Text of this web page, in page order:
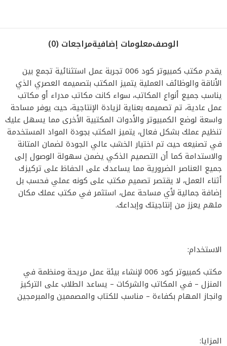
الوصفمعلومات إضافيةمراجعات (0)
يقدم مكتب كمبيوتر كود 006 تجربة عمل استثنائية تجمع بين
الأناقة والوظائف العملية يتميز المكتب بتصميمه العصري الذي
يناسب جميع أنواع المكاتب، سواء كانت مكاتب مدراء أو مكاتب
عمل عادية، تم تصميمه بعناية لزيادة الإنتاجية، حيث يوفر مساحة
واسعة لوضع الكمبيوتر والأدوات المكتبية الأخرى مما يسهل عليك
تنظيم عملك بشكل فعال، يتميز المكتب بجودة المواد المستخدمة
في تصنيعه حيث تم اختيار الخشب عالي الجودة لضمان المتانة
والاستدامة كما أن التصميم الذكي يضمن سهولة الوصول إلى
جميع العناصر الضرورية مما يساعدك على الحفاظ على تركيزك
أثناء العمل، لا يقتصر تصميم مكتب على كونه عملي فحسب بل
إضافة جمالية لأي مساحة عمل، استثمر في مكتب عملك مكان
ملهم يعزز من إنتاجيتك وإبداعك.
الاستخدام:
مكتب كمبيوتر كود 006 لإنشاء بيئة عمل مريحة ومنظمة في
المنزل – في المكاتب والشركات – يساعد الطلاب على التركيز
وانجاز المهام بكفاءة – مناسب للكتاب والمصممين والمبرمجين
المزايا: